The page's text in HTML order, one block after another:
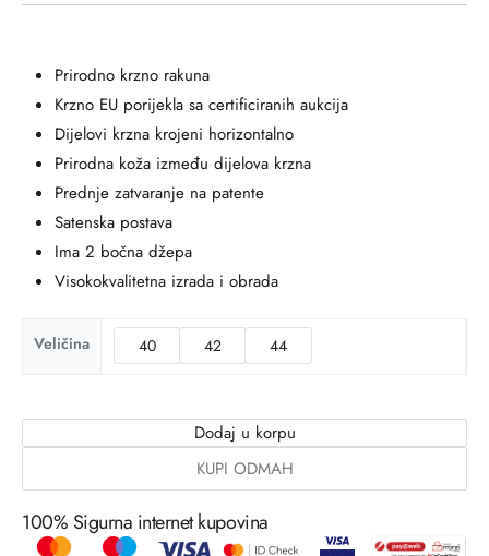
Prirodno krzno rakuna
Krzno EU porijekla sa certificiranih aukcija
Dijelovi krzna krojeni horizontalno
Prirodna koža između dijelova krzna
Prednje zatvaranje na patente
Satenska postava
Ima 2 bočna džepa
Visokokvalitetna izrada i obrada
Veličina 40 42 44
Dodaj u korpu
KUPI ODMAH
100% Sigurna internet kupovina